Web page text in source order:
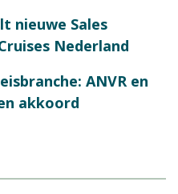
nieuwe Sales
Nederland
ANVR en
akkoord